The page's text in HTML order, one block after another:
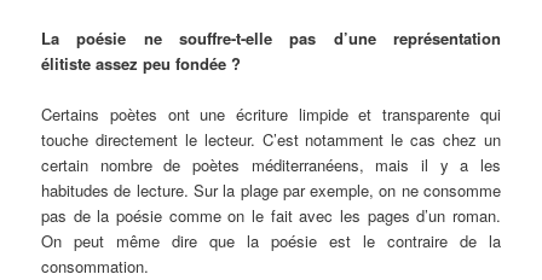
La poésie ne souffre-t-elle pas d’une représentation
élitiste assez peu fondée ?
Certains poètes ont une écriture limpide et transparente qui
touche directement le lecteur. C’est notamment le cas chez un
certain nombre de poètes méditerranéens, mais il y a les
habitudes de lecture. Sur la plage par exemple, on ne consomme
pas de la poésie comme on le fait avec les pages d’un roman.
On peut même dire que la poésie est le contraire de la
consommation.